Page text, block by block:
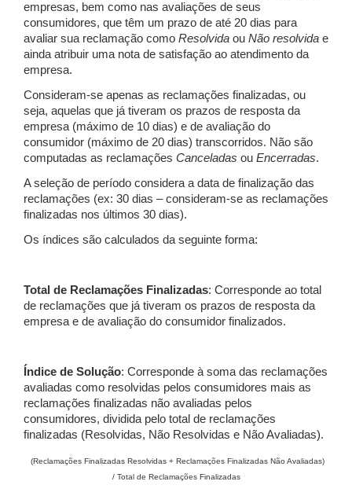
empresas, bem como nas avaliações de seus
consumidores, que têm um prazo de até 20 dias para
avaliar sua reclamação como Resolvida ou Não resolvida e
ainda atribuir uma nota de satisfação ao atendimento da
empresa.
Consideram-se apenas as reclamações finalizadas, ou
seja, aquelas que já tiveram os prazos de resposta da
empresa (máximo de 10 dias) e de avaliação do
consumidor (máximo de 20 dias) transcorridos. Não são
computadas as reclamações Canceladas ou Encerradas.
A seleção de período considera a data de finalização das
reclamações (ex: 30 dias – consideram-se as reclamações
finalizadas nos últimos 30 dias).
Os índices são calculados da seguinte forma:
Total de Reclamações Finalizadas: Corresponde ao total
de reclamações que já tiveram os prazos de resposta da
empresa e de avaliação do consumidor finalizados.
Índice de Solução: Corresponde à soma das reclamações
avaliadas como resolvidas pelos consumidores mais as
reclamações finalizadas não avaliadas pelos
consumidores, dividida pelo total de reclamações
finalizadas (Resolvidas, Não Resolvidas e Não Avaliadas).
(Reclamações Finalizadas Resolvidas + Reclamações Finalizadas Não Avaliadas)
/ Total de Reclamações Finalizadas